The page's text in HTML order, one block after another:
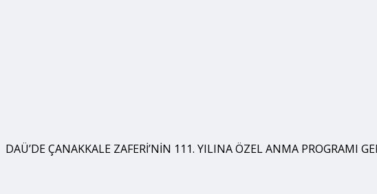
DAÜ’DE ÇANAKKALE ZAFERİ’NİN 111. YILINA ÖZEL ANMA PROGRAMI